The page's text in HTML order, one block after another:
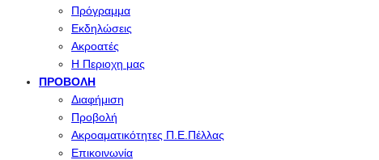
Πρόγραμμα
Εκδηλώσεις
Ακροατές
Η Περιοχη μας
ΠΡΟΒΟΛΉ
Διαφήμιση
Προβολή
Ακροαματικότητες Π.Ε.Πέλλας
Επικοινωνία